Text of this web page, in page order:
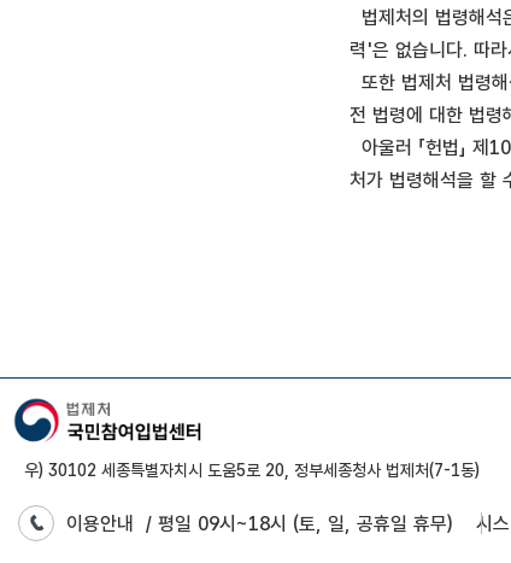
법제처의 법령해석
력'은 없습니다. 따
또한 법제처 법령
전 법령에 대한 법령
아울러 「헌법」
처가 법령해석을 할
우) 30102 세종특별자치시 도움5로 20, 정부세종청사 법제처(7-1동)
이용안내 / 평일 09시~18시 (토, 일, 공휴일 휴무) 시